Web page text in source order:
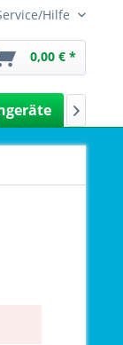
Hilfe
0,00 € *
Sale
